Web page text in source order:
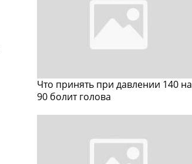
Что принять при давлении 140 на
90 болит голова